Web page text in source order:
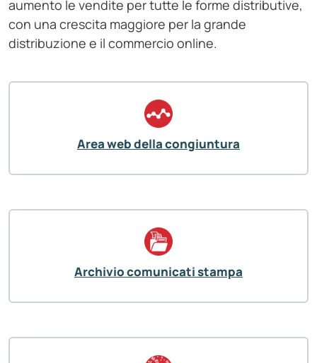
aumento le vendite per tutte le forme distributive,
con una crescita maggiore per la grande
distribuzione e il commercio online.
Area web della congiuntura
Archivio comunicati stampa